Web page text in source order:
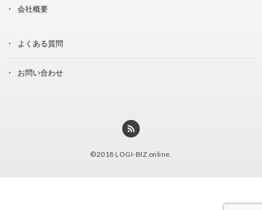
会社概要
よくある質問
お問い合わせ
©2018 LOGI-BIZ online